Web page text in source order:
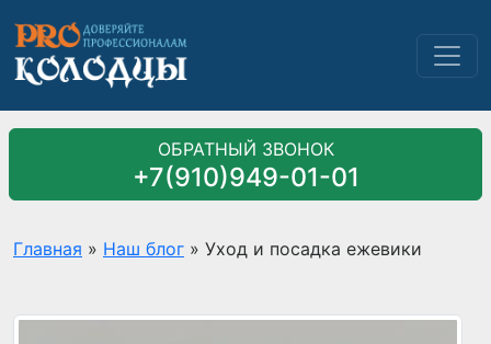
ОБРАТНЫЙ ЗВОНОК
+7(910)949-01-01
Главная » Наш блог » Уход и посадка ежевики